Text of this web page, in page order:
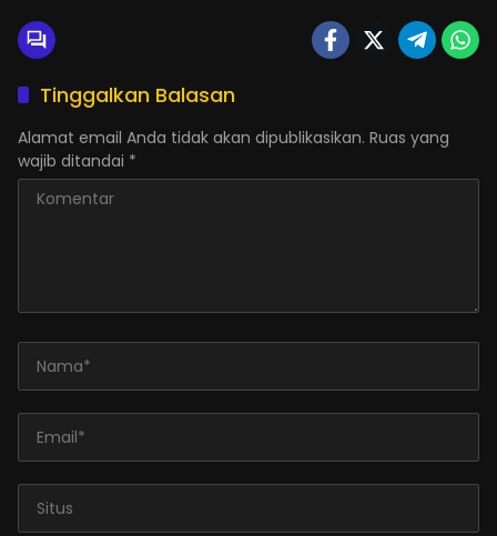
Tinggalkan Balasan
Alamat email Anda tidak akan dipublikasikan. Ruas yang
wajib ditandai *